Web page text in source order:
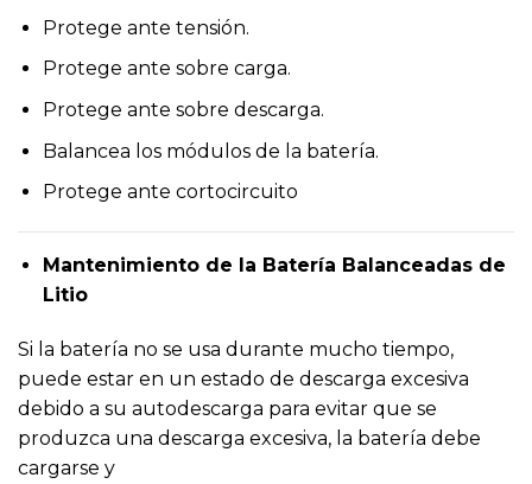
Protege ante tensión.
Protege ante sobre carga.
Protege ante sobre descarga.
Balancea los módulos de la batería.
Protege ante cortocircuito
Mantenimiento de la Batería Balanceadas de
Litio
Si la batería no se usa durante mucho tiempo,
puede estar en un estado de descarga excesiva
debido a su autodescarga para evitar que se
produzca una descarga excesiva, la batería debe
cargarse y